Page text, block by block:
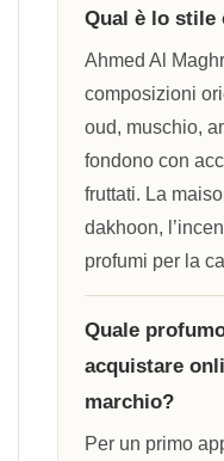
Qual è lo stile
Ahmed Al
composizioni
oud, muschio,
fondono con
fruttati. La
dakhoon,
profumi per la
Quale
acquistare
marchio?
Per un primo